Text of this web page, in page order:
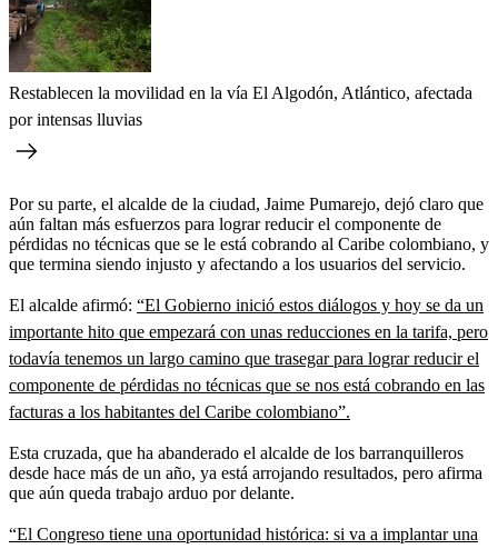
Restablecen la movilidad en la vía El Algodón, Atlántico, afectada
por intensas lluvias
Por su parte, el alcalde de la ciudad, Jaime Pumarejo, dejó claro que
aún faltan más esfuerzos para lograr reducir el componente de
pérdidas no técnicas que se le está cobrando al Caribe colombiano, y
que termina siendo injusto y afectando a los usuarios del servicio.
El alcalde afirmó: “El Gobierno inició estos diálogos y hoy se da un
importante hito que empezará con unas reducciones en la tarifa, pero
todavía tenemos un largo camino que trasegar para lograr reducir el
componente de pérdidas no técnicas que se nos está cobrando en las
facturas a los habitantes del Caribe colombiano”.
Esta cruzada, que ha abanderado el alcalde de los barranquilleros
desde hace más de un año, ya está arrojando resultados, pero afirma
que aún queda trabajo arduo por delante.
“El Congreso tiene una oportunidad histórica: si va a implantar una